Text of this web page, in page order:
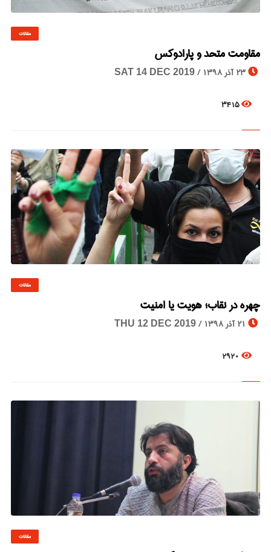
مقالات
مقاومت متحد و پارادوکس
23 آذر 1398 / SAT 14 DEC 2019
3415
مقالات
چهره در نقاب؛ هویت یا امنیت
21 آذر 1398 / THU 12 DEC 2019
2920
مقالات